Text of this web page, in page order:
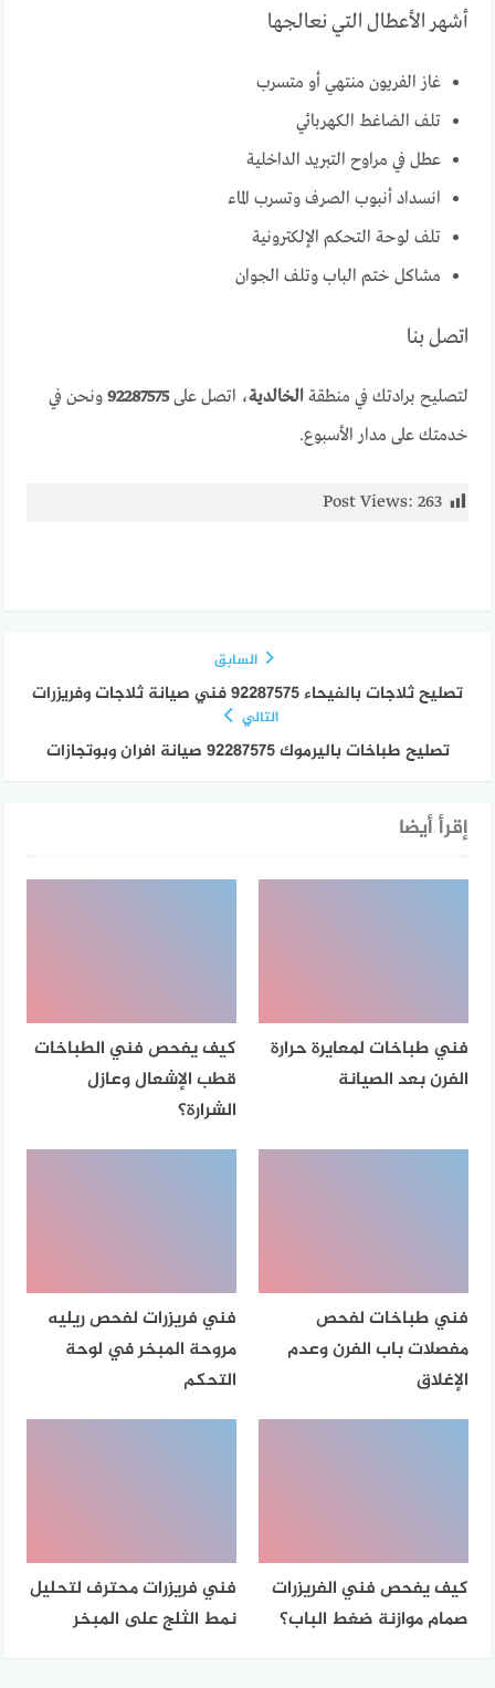
أشهر الأعطال التي نعالجها
غاز الفريون منتهي أو متسرب
تلف الضاغط الكهربائي
عطل في مراوح التبريد الداخلية
انسداد أنبوب الصرف وتسرب الماء
تلف لوحة التحكم الإلكترونية
مشاكل ختم الباب وتلف الجوان
اتصل بنا
لتصليح برادتك في منطقةالخالدية، اتصل على92287575 ونحن في
خدمتك على مدار الأسبوع.
Post Views: 263
السابق
تصليح ثلاجات بالفيحاء 92287575 فني صيانة ثلاجات وفريزرات
التالي
تصليح طباخات باليرموك 92287575 صيانة افران وبوتجازات
إقرأ أيضا
فني طباخات لمعايرة حرارة
الفرن بعد الصيانة
كيف يفحص فني الطباخات
قطب الإشعال وعازل
الشرارة؟
فني طباخات لفحص
مفصلات باب الفرن وعدم
الإغلاق
فني فريزرات لفحص ريليه
مروحة المبخر في لوحة
التحكم
كيف يفحص فني الفريزرات
صمام موازنة ضغط الباب؟
فني فريزرات محترف لتحليل
نمط الثلج على المبخر